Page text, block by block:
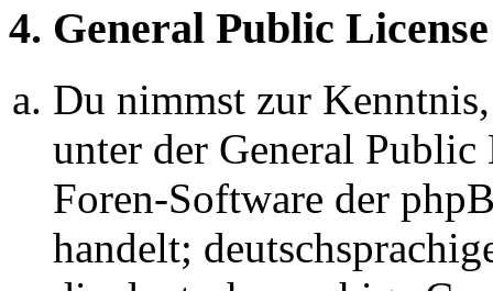
4. General Public License
Du nimmst zur
unter der General
Foren-Software der
handelt;